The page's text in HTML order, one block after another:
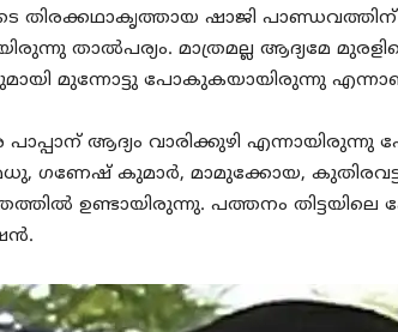
തിരക്കഥാകൃത്തായ ഷാജി പാണ്ഡവത്തിന്
താൽപര്യം. മാത്രമല്ല ആദ്യമേ
മുന്നോട്ടു പോകുകയായിരുന്നു
പാപ്പാന് ആദ്യം വാരിക്കുഴി
ഗണേഷ് കുമാർ, മാമുക്കോയ, കുതിരവട്ടം
ഉണ്ടായിരുന്നു. പത്തനം